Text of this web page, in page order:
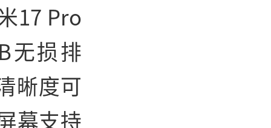
17 Pro
无损排
晰度可
幕支持